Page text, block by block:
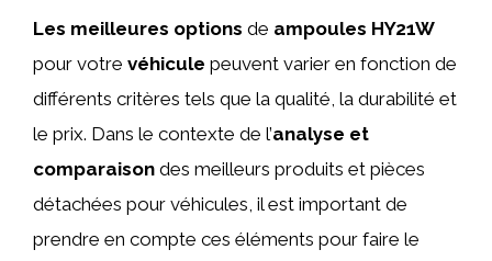
Les meilleures options de ampoules HY21W
pour votre véhicule peuvent varier en fonction de
différents critères tels que la qualité, la durabilité et
le prix. Dans le contexte de l’analyse et
comparaison des meilleurs produits et pièces
détachées pour véhicules, il est important de
prendre en compte ces éléments pour faire le